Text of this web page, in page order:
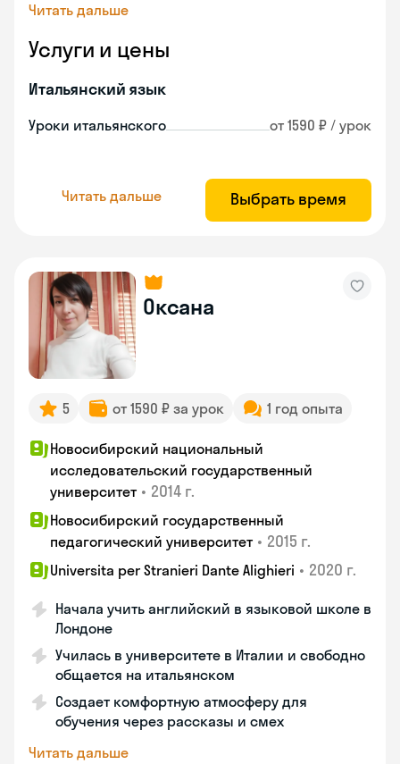
Читать дальше
Услуги и цены
Итальянский язык
Уроки итальянского от 1590 ₽ / урок
Читать дальше Выбрать время
Оксана
5 от 1590 ₽ за урок 1 год опыта
Новосибирский национальный
исследовательский государственный
университет • 2014 г.
Новосибирский государственный
педагогический университет • 2015 г.
Universita per Stranieri Dante Alighieri • 2020 г.
Начала учить английский в языковой школе в
Лондоне
Училась в университете в Италии и свободно
общается на итальянском
Создает комфортную атмосферу для
обучения через рассказы и смех
Читать дальше